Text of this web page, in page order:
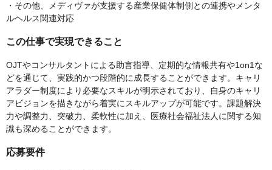
・その他、メディヴァが支援する産業保健体制側との連携やメンタ
ルヘルス関連対応
この仕事で実現できること
OJTやコンサルタントによる助言指導、定期的な情報共有や1on1な
どを通じて、実践的かつ段階的に成長することができます。キャリ
アラダー制度により必要なスキルが明示されており、自身のキャリ
アビジョンを描きながら着実にスキルアップが可能です。課題解決
力や調整力、突破力、柔軟性に加え、医療社会福祉法人に関する知
識も深めることができます。
応募要件